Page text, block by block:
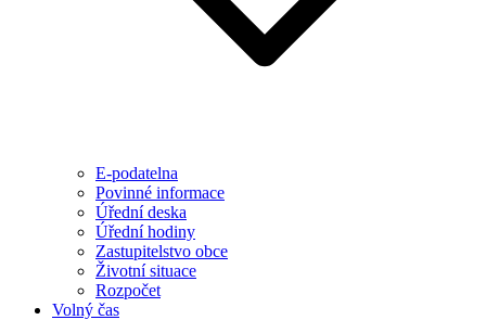
E-podatelna
Povinné informace
Úřední deska
Úřední hodiny
Zastupitelstvo obce
Životní situace
Rozpočet
Volný čas